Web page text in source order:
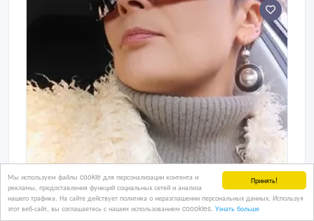
Принять!
Мы используем файлы cookie для персонализации контента и
рекламы, предоставления функций социальных сетей и анализа
нашего трафика. На сайте действует политика о неразглашении персональных данных. Используя
этот веб-сайт, вы соглашаетесь с нашим использованием coookies. Узнать больше